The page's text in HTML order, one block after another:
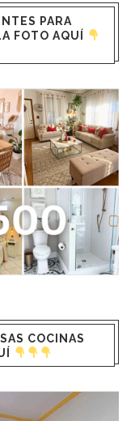
PARA
FOTO AQUÍ
COCINAS